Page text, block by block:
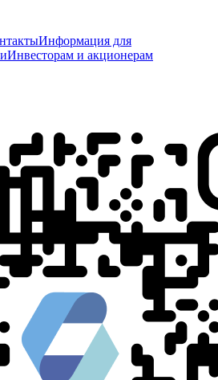
Информация для
Инвесторам и акционерам